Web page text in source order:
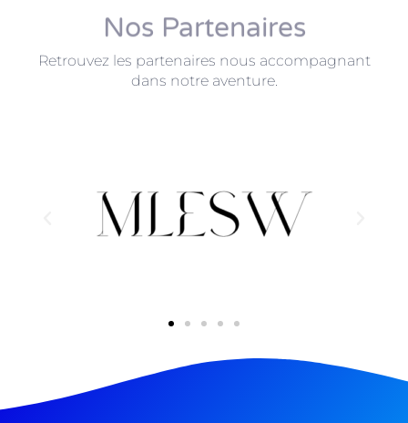
Nos Partenaires
Retrouvez les partenaires nous accompagnant
dans notre aventure.